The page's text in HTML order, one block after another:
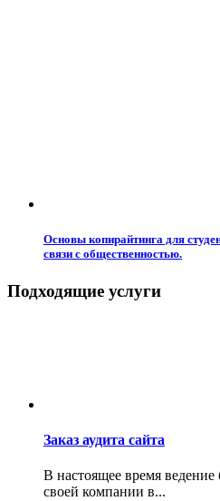
Основы копирайтинга для
связи с общественностью.
Подходящие услуги
Заказ аудита сайта
В настоящее время
своей компании в...